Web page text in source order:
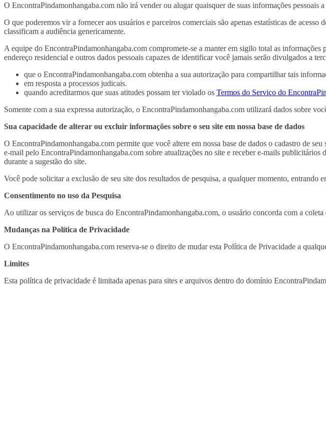
O EncontraPindamonhangaba.com não irá vender ou alugar quaisquer de suas informações pessoais
O que poderemos vir a fornecer aos usuários e parceiros comerciais são apenas estatísticas de
classificam a audiência genericamente.
A equipe do EncontraPindamonhangaba.com compromete-se a manter em sigilo total as
endereço residencial e outros dados pessoais capazes de identificar você jamais serão divulgados a
que o EncontraPindamonhangaba.com obtenha a sua autorização para compartilhar tais
em resposta a processos judicais.
quando acreditarmos que suas atitudes possam ter violado os Termos do Serviço do
Somente com a sua expressa autorização, o EncontraPindamonhangaba.com utilizará dados sobre
Sua capacidade de alterar ou excluir informações sobre o seu site em nossa base de dados
O EncontraPindamonhangaba.com permite que você altere em nossa base de dados o cadastro de
e-mail pelo EncontraPindamonhangaba.com sobre atualizações no site e receber e-mails
durante a sugestão do site.
Você pode solicitar a exclusão de seu site dos resultados de pesquisa, a qualquer momento, entrando
Consentimento no uso da Pesquisa
Ao utilizar os serviços de busca do EncontraPindamonhangaba.com, o usuário concorda com a
Mudanças na Política de Privacidade
O EncontraPindamonhangaba.com reserva-se o direito de mudar esta Política de Privacidade a
Limites
Esta política de privacidade é limitada apenas para sites e arquivos dentro do domínio